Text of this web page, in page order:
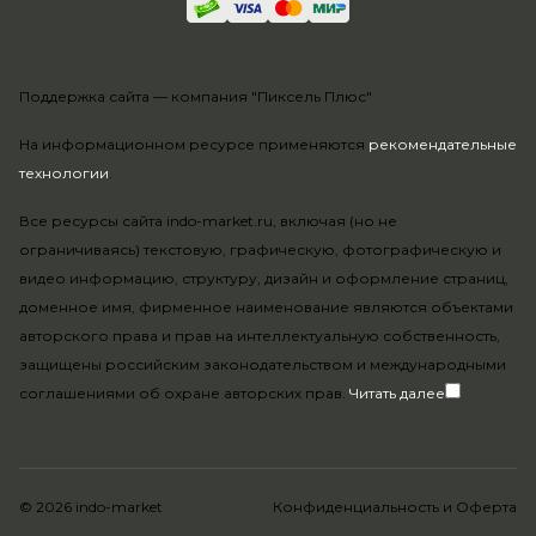
На информационном ресурсе применяются рекомендательные
технологии.
Все ресурсы сайта indo-market.ru, включая (но не
ограничиваясь) текстовую, графическую, фотографическую и
видео информацию, структуру, дизайн и оформление страниц,
доменное имя, фирменное наименование являются объектами
авторского права и прав на интеллектуальную собственность,
защищены российским законодательством и международными
соглашениями об охране авторских прав. Читать далее
Поддержка сайта — компания "Пиксель Плюс"
© 2026 indo-market Конфиденциальность и Оферта